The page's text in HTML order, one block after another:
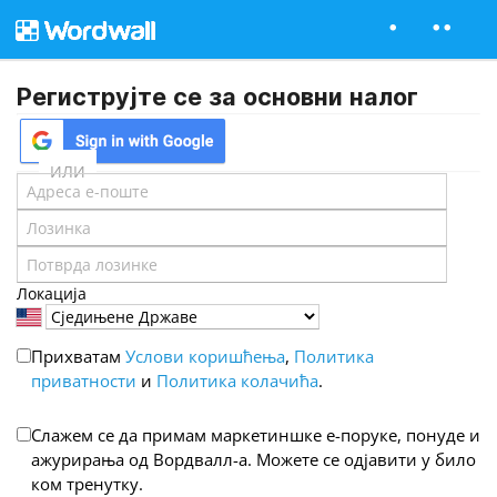
Региструјте се за основни налог
ИЛИ
Локација
Прихватам Услови коришћења, Политика
приватности и Политика колачића.
Слажем се да примам маркетиншке е-поруке, понуде и
ажурирања од Вордвалл-а. Можете се одјавити у било
ком тренутку.